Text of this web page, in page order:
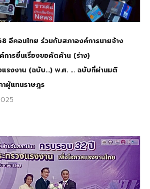
อีคอนไทย ร่วมกับสภาองค์การนายจ้าง
การยื่นเรื่องขอคัดค้าน (ร่าง)
แรงงาน (ฉบับ…) พ.ศ. … ฉบับที่ผ่านมติ
าผู้แทนราษฎร